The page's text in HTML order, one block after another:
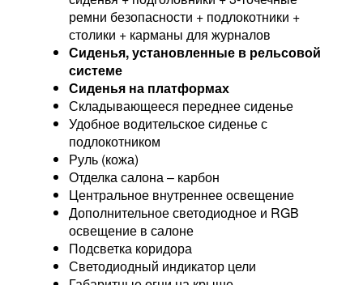
ремни безопасности + подлокотники +
столики + карманы для журналов
Сиденья, установленные в рельсовой
системе
Сиденья на платформах
Складывающееся переднее сиденье
Удобное водительское сиденье с
подлокотником
Руль (кожа)
Отделка салона – карбон
Центральное внутреннее освещение
Дополнительное светодиодное и RGB
освещение в салоне
Подсветка коридора
Светодиодный индикатор цели